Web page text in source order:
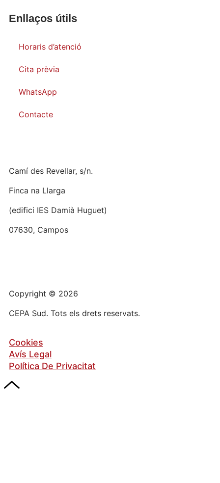
Enllaços útils
Horaris d’atenció
Cita prèvia
WhatsApp
Contacte
Camí des Revellar, s/n.
Finca na Llarga
(edifici IES Damià Huguet)
07630, Campos
Copyright © 2026
CEPA Sud. Tots els drets reservats.
Cookies
Avís Legal
Política De Privacitat